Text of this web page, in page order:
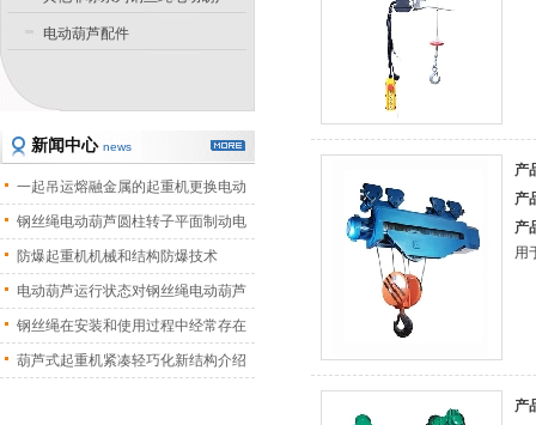
产
产
产
用
产
电动葫芦配件
新闻中心 news
一起吊运熔融金属的起重机更换电动
葫 钢丝绳电动葫芦圆柱转子平面制动电
机
防爆起重机机械和结构防爆技术
电动葫芦运行状态对钢丝绳电动葫芦
振 钢丝绳在安装和使用过程中经常存在
的 葫芦式起重机紧凑轻巧化新结构介绍